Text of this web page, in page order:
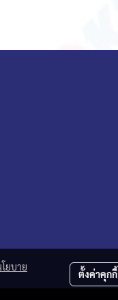
ยบาย
ตั้งค่าคุกกี้